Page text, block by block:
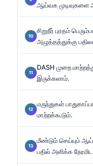
ஆய்வக முடிவுகளை
சிறுநீர் புரதம்
அழுத்தத்துக்கு
DASH முறை
இருக்கலாம்.
மருந்துகள்
மாற்றக்கூடும்.
மீண்டும் செய்யும்
பதில் அளிக்க